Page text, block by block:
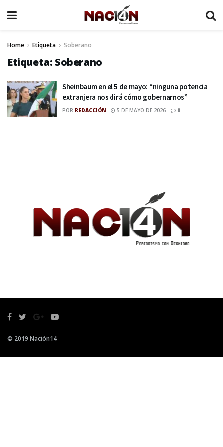
Home Etiqueta Soberano
Etiqueta: Soberano
Sheinbaum en el 5 de mayo: “ninguna potencia
extranjera nos dirá cómo gobernarnos”
POR REDACCIÓN 5 DE MAYO DE 2026 0
© 2019 Nación14